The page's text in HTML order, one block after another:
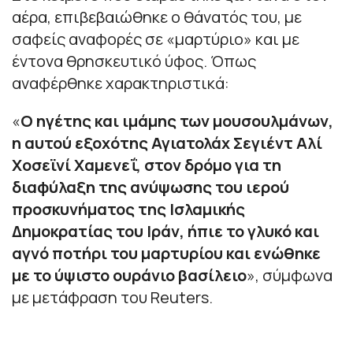
αέρα, επιβεβαιώθηκε ο θάνατός του, με
σαφείς αναφορές σε «μαρτύριο» και με
έντονα θρησκευτικό ύφος. Όπως
αναφέρθηκε χαρακτηριστικά:
«Ο ηγέτης και ιμάμης των μουσουλμάνων,
η αυτού εξοχότης Αγιατολάχ Σεγιέντ Αλί
Χοσεϊνί Χαμενεΐ, στον δρόμο για τη
διαφύλαξη της ανύψωσης του ιερού
προσκυνήματος της Ισλαμικής
Δημοκρατίας του Ιράν, ήπιε το γλυκό και
αγνό ποτήρι του μαρτυρίου και ενώθηκε
με το ύψιστο ουράνιο βασίλειο», σύμφωνα
με μετάφραση του Reuters.